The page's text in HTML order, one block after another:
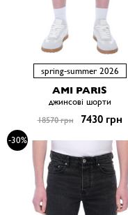
spring-summer 2026
AMI PARIS
джинсові шорти
18570 грн 7430 грн
-30%